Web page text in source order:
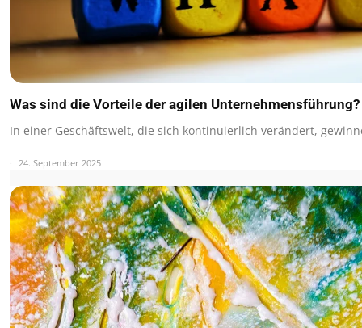
Was sind die Vorteile der agilen Unternehmensführung?
In einer Geschäftswelt, die sich kontinuierlich verändert,
24. September 2025